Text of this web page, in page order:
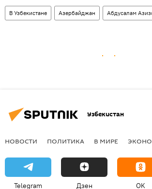
В Узбекистане Азербайджан Абдусалам
Узбекистан
НОВОСТИ ПОЛИТИКА В МИРЕ
Telegram Дзен OK